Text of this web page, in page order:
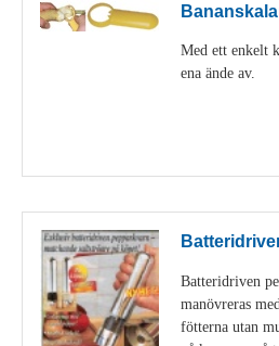
Med ett enkelt
ena ände av.
Batteridriven
manövreras
fötterna utan